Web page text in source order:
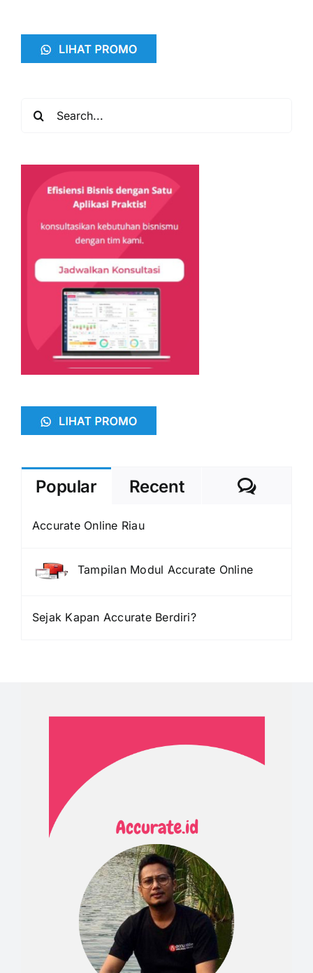
Popular Recent
Accurate Online Riau
Tampilan Modul Accurate Online
Sejak Kapan Accurate Berdiri?